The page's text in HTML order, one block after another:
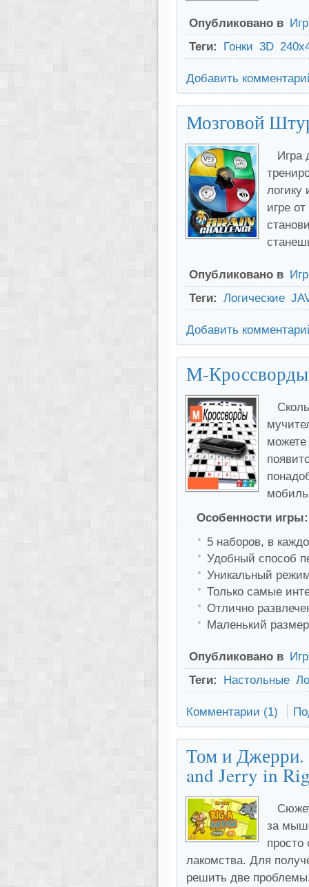
Опубликовано в
Теги: Гонки 3D
Добавить
Мозговой
Игра
логику
игре
Опубликовано в
Теги: Логические
Добавить
М-Кроссворды
Особенности игры:
5 наборов, в
Удобный способ
Уникальный
Только самые
Отлично
Маленький
Опубликовано в
Теги: Настольные
Комментарии (1)
Том и Джерри.
and Jerry in
за
лакомства. Для
решить две